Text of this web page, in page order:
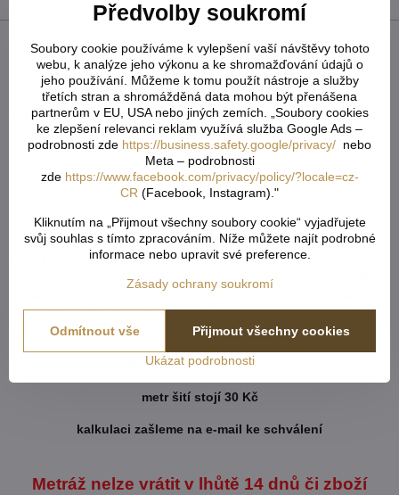
Popis
U tvarovaných záclon čí vzororvaných látek ( závěsů ) je
potřeba počítat s nějakým prostřihem, aby byly obě strany
stejné po ušití a to samé platí pro vzor. Nikdy nevíme předem,
jak přijde záclona ustřižená vzhledem k tomu, že každý
potřebuje jiný rozměr. Vždy tedy vezměte více než
potřebujete. Metráž nelze vrátit ani vyměnit. Je střižená na
míru zákazníka. Doporučejeme objednat o něco více, než aby
Do košíku vkládejte celkový počet v cm ( např. 1,7m = 170cm
atd...) od každého rozměru či barvy. Pokud u jednoho rozměru
vložíte x různý počet cm, vše se vám sčítá dohromady. Do
rámečku - Rozdělení metráže - napíšete, jak chtete danou
metráž rozdělit ( např. objednáte 800cm záclony což je 8m a
potřebujete rozdělit na 2 stejné kusy ).
Šití metrážových záclon:
metr šití stojí 30 Kč
kalkulaci zašleme na e-mail ke schválení
Metráž nelze vrátit v lhůtě 14 dnů či zboží
Předvolby soukromí
Soubory cookie používáme k vylepšení vaší návštěvy tohoto
webu, k analýze jeho výkonu a ke shromažďování údajů o
jeho používání. Můžeme k tomu použít nástroje a služby
třetích stran a shromážděná data mohou být přenášena
partnerům v EU, USA nebo jiných zemích. „Soubory cookies
ke zlepšení relevanci reklam využívá služba Google Ads –
podrobnosti zde https://business.safety.google/privacy/ nebo
Meta – podrobnosti
zde https://www.facebook.com/privacy/policy/?locale=cz-
CR (Facebook, Instagram)."
Kliknutím na „Přijmout všechny soubory cookie“ vyjadřujete
svůj souhlas s tímto zpracováním. Níže můžete najít podrobné
informace nebo upravit své preference.
Zásady ochrany soukromí
Ukázat podrobnosti
Přijmout všechny cookies
Odmítnout vše